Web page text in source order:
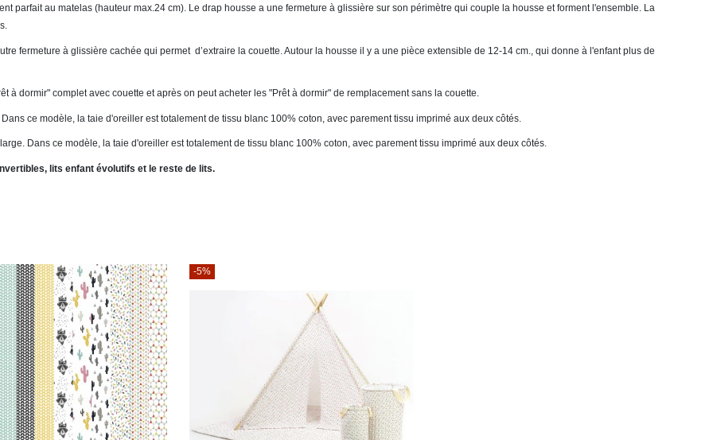
parfait au matelas (hauteur max.24 cm). Le drap housse a une fermeture à glissière sur son périmètre qui couple la housse et forment l'ensemble. La
fermeture à glissière cachée qui permet d’extraire la couette. Autour la housse il y a une pièce extensible de 12-14 cm., qui donne à l'enfant plus de
à dormir" complet avec couette et après on peut acheter les "Prêt à dormir" de remplacement sans la couette.
ce modèle, la taie d'oreiller est totalement de tissu blanc 100% coton, avec parement tissu imprimé aux deux côtés.
Dans ce modèle, la taie d'oreiller est totalement de tissu blanc 100% coton, avec parement tissu imprimé aux deux côtés.
lits enfant évolutifs et le reste de lits.
-5%